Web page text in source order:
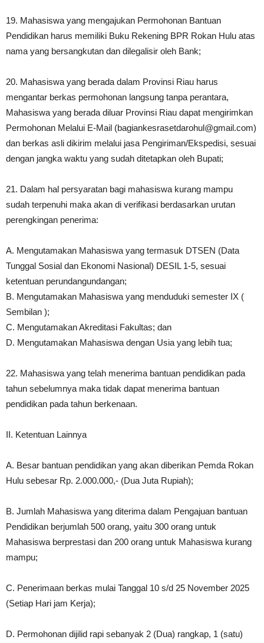
19. Mahasiswa yang mengajukan Permohonan Bantuan
Pendidikan harus memiliki Buku Rekening BPR Rokan Hulu atas
nama yang bersangkutan dan dilegalisir oleh Bank;
20. Mahasiswa yang berada dalam Provinsi Riau harus
mengantar berkas permohonan langsung tanpa perantara,
Mahasiswa yang berada diluar Provinsi Riau dapat mengirimkan
Permohonan Melalui E-Mail (bagiankesrasetdarohul@gmail.com)
dan berkas asli dikirim melalui jasa Pengiriman/Ekspedisi, sesuai
dengan jangka waktu yang sudah ditetapkan oleh Bupati;
21. Dalam hal persyaratan bagi mahasiswa kurang mampu
sudah terpenuhi maka akan di verifikasi berdasarkan urutan
perengkingan penerima:
A. Mengutamakan Mahasiswa yang termasuk DTSEN (Data
Tunggal Sosial dan Ekonomi Nasional) DESIL 1-5, sesuai
ketentuan perundangundangan;
B. Mengutamakan Mahasiswa yang menduduki semester IX (
Sembilan );
C. Mengutamakan Akreditasi Fakultas; dan
D. Mengutamakan Mahasiswa dengan Usia yang lebih tua;
22. Mahasiswa yang telah menerima bantuan pendidikan pada
tahun sebelumnya maka tidak dapat menerima bantuan
pendidikan pada tahun berkenaan.
II. Ketentuan Lainnya
A. Besar bantuan pendidikan yang akan diberikan Pemda Rokan
Hulu sebesar Rp. 2.000.000,- (Dua Juta Rupiah);
B. Jumlah Mahasiswa yang diterima dalam Pengajuan bantuan
Pendidikan berjumlah 500 orang, yaitu 300 orang untuk
Mahasiswa berprestasi dan 200 orang untuk Mahasiswa kurang
mampu;
C. Penerimaan berkas mulai Tanggal 10 s/d 25 November 2025
(Setiap Hari jam Kerja);
D. Permohonan dijilid rapi sebanyak 2 (Dua) rangkap, 1 (satu)